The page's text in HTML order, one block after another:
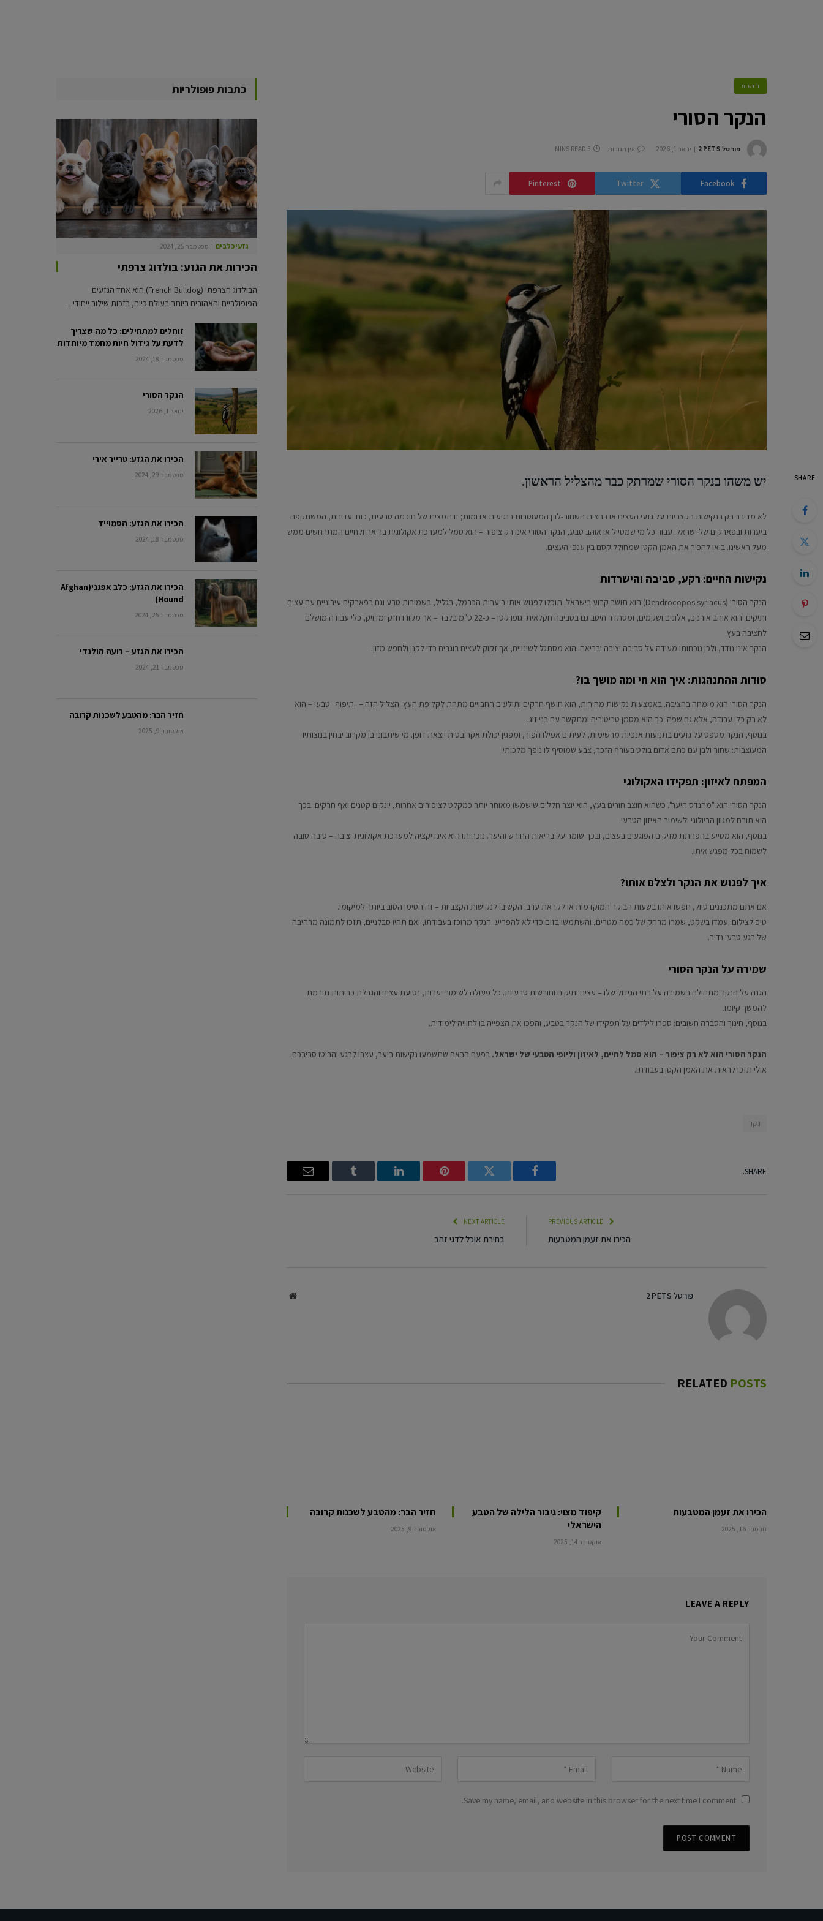
חדשות
הנקר הסורי
פורטל 2PETS ינואר 1, 2026 אין תגובות 3 MINS READ
Facebook
Twitter
Pinterest
SHARE יש משהו בנקר הסורי שמרתק כבר מהצליל הראשון.
לא מדובר רק בנקישות הקצביות על גזעי העצים או בנוצות השחור-לבן המעוטרות בנגיעות אדומות; זו תמצית של חוכמה טבעית, כוח ועדינות, המשתקפת
ביערות ובפארקים של ישראל. עבור כל מי שמטייל או אוהב טבע, הנקר הסורי אינו רק ציפור – הוא סמל למערכת אקולוגית בריאה ולחיים המתרחשים ממש
מעל ראשינו. בואו להכיר את האמן הקטן שמחולל קסם בין ענפי העצים.
נקישות החיים: רקע, סביבה והישרדות
הנקר הסורי (Dendrocopos syriacus) הוא תושב קבוע בישראל. תוכלו לפגוש אותו ביערות הכרמל, בגליל, בשמורות טבע וגם בפארקים עירוניים עם עצים
ותיקים. הוא אוהב אורנים, אלונים ושקמים, ומסתדר היטב גם בסביבה חקלאית. גופו קטן – כ-22 ס"מ בלבד – אך מקורו חזק ומדויק, כלי עבודה מושלם
לחציבה בעץ.
הנקר אינו נודד, ולכן נוכחותו מעידה על סביבה יציבה ובריאה. הוא מסתגל לשינויים, אך זקוק לעצים בוגרים כדי לקנן ולחפש מזון.
סודות ההתנהגות: איך הוא חי ומה מושך בו?
הנקר הסורי הוא מומחה בחציבה. באמצעות נקישות מהירות, הוא חושף חרקים ותולעים החבויים מתחת לקליפת העץ. הצליל הזה – "תיפוף" טבעי – הוא
לא רק כלי עבודה, אלא גם שפה: כך הוא מסמן טריטוריה ומתקשר עם בני זוג.
בנוסף, הנקר מטפס על גזעים בתנועות אנכיות מרשימות, לעיתים אפילו הפוך, ומפגין יכולת אקרובטית יוצאת דופן. מי שיתבונן בו מקרוב יבחין בנוצותיו
המעוצבות: שחור ולבן עם כתם אדום בולט בעורף הזכר, צבע שמוסיף לו נופך מלכותי.
המפתח לאיזון: תפקידו האקולוגי
הנקר הסורי הוא "מהנדס היער". כשהוא חוצב חורים בעץ, הוא יוצר חללים שישמשו מאוחר יותר כמקלט לציפורים אחרות, יונקים קטנים ואף חרקים. בכך
הוא תורם למגוון הביולוגי ולשימור האיזון הטבעי.
בנוסף, הוא מסייע בהפחתת מזיקים הפוגעים בעצים, ובכך שומר על בריאות החורש והיער. נוכחותו היא אינדיקציה למערכת אקולוגית יציבה – סיבה טובה
לשמוח בכל מפגש איתו.
איך לפגוש את הנקר ולצלם אותו?
אם אתם מתכננים טיול, חפשו אותו בשעות הבוקר המוקדמות או לקראת ערב. הקשיבו לנקישות הקצביות – זה הסימן הטוב ביותר למיקומו.
טיפ לצילום: עמדו בשקט, שמרו מרחק של כמה מטרים, והשתמשו בזום כדי לא להפריע. הנקר מרוכז בעבודתו, ואם תהיו סבלניים, תזכו לתמונה מרהיבה
של רגע טבעי נדיר.
שמירה על הנקר הסורי
הגנה על הנקר מתחילה בשמירה על בתי הגידול שלו – עצים ותיקים וחורשות טבעיות. כל פעולה לשימור יערות, נטיעת עצים והגבלת כריתות תורמת
להמשך קיומו.
בנוסף, חינוך והסברה חשובים: ספרו לילדים על תפקידו של הנקר בטבע, והפכו את הצפייה בו לחוויה לימודית.
הנקר הסורי הוא לא רק ציפור – הוא סמל לחיים, לאיזון וליופי הטבעי של ישראל. בפעם הבאה שתשמעו נקישות ביער, עצרו לרגע והביטו סביבכם.
אולי תזכו לראות את האמן הקטן בעבודתו.
נקר
SHARE.
Facebook
Twitter
Pinterest
LinkedIn
Tumblr
Email
הכירו את זעמן המטבעות
NEXT ARTICLE
בחירת אוכל לדגי זהב
פורטל 2PETS Website
RELATED POSTS
הכירו את זעמן המטבעות
נובמבר 16, 2025
קיפוד מצוי: גיבור הלילה של הטבע
הישראלי
אוקטובר 14, 2025
חזיר הבר: מהטבע לשכנות קרובה
אוקטובר 9, 2025
LEAVE A REPLY
Save my name, email, and website in this browser for the next time I comment.
כתבות פופולריות
גזעי כלבים ספטמבר 25, 2024
הכירות את הגזע: בולדוג צרפתי
הבולדוג הצרפתי (French Bulldog) הוא אחד הגזעים
הפופולריים והאהובים ביותר בעולם כיום, בזכות שילוב ייחודי…
זוחלים למתחילים: כל מה שצריך
לדעת על גידול חיות מחמד מיוחדות
ספטמבר 18, 2024
הנקר הסורי
ינואר 1, 2026
הכירו את הגזע: טרייר אירי
ספטמבר 29, 2024
הכירו את הגזע: הסמוייד
ספטמבר 18, 2024
הכירו את הגזע: כלב אפגני(Afghan
Hound)
ספטמבר 25, 2024
הכירו את הגזע – רועה הולנדי
ספטמבר 21, 2024
חזיר הבר: מהטבע לשכנות קרובה
אוקטובר 9, 2025